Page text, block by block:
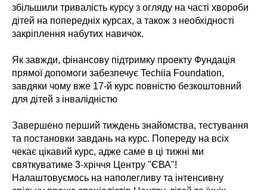
збільшили тривалість курсу з огляду на часті хвороби
дітей на попередніх курсах, а також з необхідності
закріплення набутих навичок.
Як завжди, фінансову підтримку проекту Фундація
прямої допомоги забезпечує Techiia Foundation,
завдяки чому вже 17-й курс повністю безкоштовний
для дітей з інвалідністю
Завершено перший тиждень знайомства, тестування
та постановки завдань на курс. Попереду на всіх
чекає цікавий курс, адже саме в ці тижні ми
святкуватиме 3-хріччя Центру "ЄВА"!
Налаштовуємось на наполегливу та інтенсивну